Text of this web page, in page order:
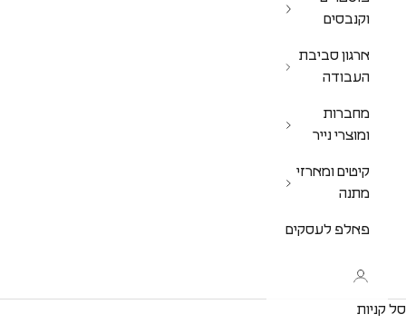
וקנבסים
ארגון סביבת
העבודה
מחברות
ומוצרי נייר
קיטים ומארזי
מתנה
פאלפ לעסקים
סל קניות